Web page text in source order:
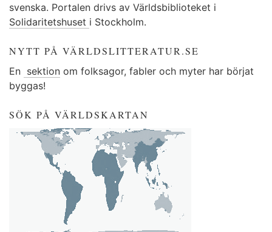
svenska. Portalen drivs av Världsbiblioteket i
Solidaritetshuset i Stockholm.
NYTT PÅ VÄRLDSLITTERATUR.SE
En sektion om folksagor, fabler och myter har börjat
byggas!
SÖK PÅ VÄRLDSKARTAN